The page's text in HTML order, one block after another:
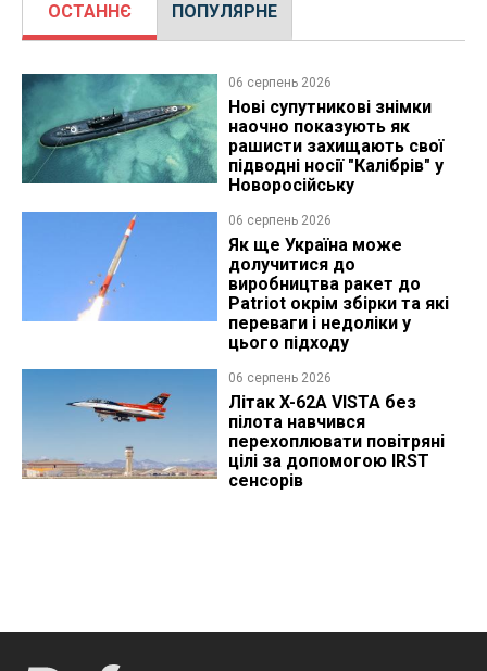
ОСТАННЄ ПОПУЛЯРНЕ
06 серпень 2026
Нові супутникові знімки
наочно показують як
рашисти захищають свої
підводні носії "Калібрів" у
Новоросійську
06 серпень 2026
Як ще Україна може
долучитися до
виробництва ракет до
Patriot окрім збірки та які
переваги і недоліки у
цього підходу
06 серпень 2026
Літак X-62A VISTA без
пілота навчився
перехоплювати повітряні
цілі за допомогою IRST
сенсорів